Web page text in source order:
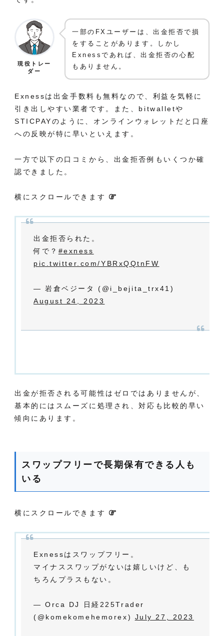
現役トレー
ダー
一部のFXユーザーは、出金拒否で損
をすることがあります。しかし
Exnessであれば、出金拒否の心配
もありません。
Exnessは出金手数料も無料なので、利益を気軽に
引き出しやすい業者です。また、bitwalletや
STICPAYのように、オンラインウォレットだと口座
への反映が特に早いといえます。
一方で以下の口コミから、出金拒否例もいくつか確
認できました。
横にスクロールできます
出金拒否られた。
何で？ #exness
pic.twitter.com/YBRxQQtnFW
— 岩倉ベジータ (@i_bejita_trx41)
August 24, 2023
出金が拒否される可能性はゼロではありませんが、
基本的にはスムーズに処理され、対応も比較的早い
傾向にあります。
スワップフリーで長期保有できる人も
いる
横にスクロールできます
Exnessはスワップフリー。
マイナススワップがないは嬉しいけど、も
ちろんプラスもない。
— Orca DJ 日経225Trader
(@komekomehemorex) July 27, 2023